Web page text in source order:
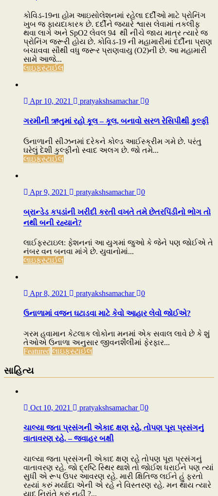
કોવિડ-19ના હોમ આઇસોલેશનમાં રહેલા દર્દીઓ માટે પ્રોનિંગ
ખુબ જ ફાયદાકારક છે. દર્દીને જ્યારે શ્વાસ લેવામાં તકલીફ
થવા લાગે અને SpO2 લેવલ 94 થી નીચે જાય માત્ર ત્યારે જ
પ્રોનિંગ જરૂરી હોય છે. કોવિડ-19 ની મહામારીમાં દર્દીના પ્રાણ
બચાવવા સૌથી વધુ જરૂર પ્રાણવાયુ (O2)ની છે. આ મહામારી
સામે આજે...
લાઇફસ્ટાઈલ
Apr 10, 2021 pratyakshsamachar 0
ગરમીની ઋતુમાં રહો કૂલ – કૂલ, બનાવો સરળ રેસિપીથી કુલ્ફી
ઉનાળાની સીઝનમાં દરેકને કોલ્ડ આઈસ્ક્રીમ ગમે છે. પરંતુ
ઘરેલું દેશી કુલ્ફીનો સ્વાદ અલગ છે. જો તમે...
લાઇફસ્ટાઈલ
Apr 9, 2021 pratyakshsamachar 0
બ્રાન્ડેડ કપડાંની ખરીદી કરતી વખતે તમે છેતરપિંડીનો ભોગ તો
નથી બની રહ્યાને?
લાઈફસ્ટાઇલ: ફેશનનાં આ યુગમાં જુઓ કે જેને પણ જોઈએ તે
નંબર વન બનવા માંગે છે. યુવાનોમાં...
લાઇફસ્ટાઈલ
Apr 8, 2021 pratyakshsamachar 0
ઉનાળામાં વજન ઘટાડવા માટે કેવો આહાર લેવો જોઈએ?
ગરમ હવામાન કેટલાક લોકોના મનમાં એક સવાલ લાવે છે કે શું
તેઓએ ઉનાળા અનુસાર જીવનશૈલીમાં ફેરફાર...
Featured લાઇફસ્ટાઈલ
સાહિત્ય
Oct 10, 2021 pratyakshsamachar 0
ચાલ્યા જતા પ્રસંગની એકાદ ક્ષણ રહે, તોપણ પૂરા પ્રસંગનું
વાતાવરણ રહે. – જવાહર બક્ષી
ચાલ્યા જતા પ્રસંગની એકાદ ક્ષણ રહે તોપણ પૂરા પ્રસંગનું
વાતાવરણ રહે. જો દ્રષ્ટિ સ્થિર થાશે તો જોઈશ ધરાઈને પણ ત્યાં
સુધી એ રૂપ ઉપર આવરણ રહે. મારી ક્ષિતિજ લઈને હું ફરતો
રહ્યાં કરું મર્યાદા એની એ રહે ને વિસ્તરણ રહે. મન થાય ત્યારે
યાદ નિરાંતે કરું નહીં ?...